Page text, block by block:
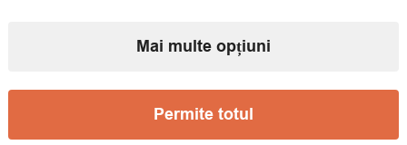
Mai multe opțiuni
Permite totul